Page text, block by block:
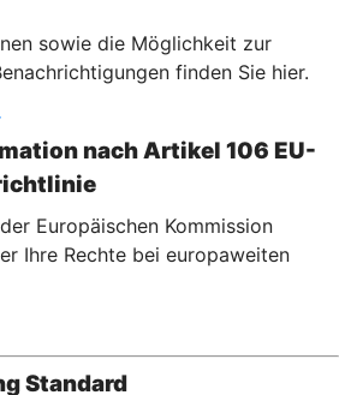
sowie die Möglichkeit zur
finden Sie hier.
nach Artikel 106 EU-
Europäischen Kommission
Ihre Rechte bei europaweiten
Standard